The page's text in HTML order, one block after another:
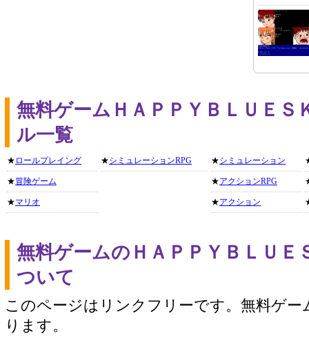
無料ゲームＨＡＰＰＹＢＬＵＥＳ
ル一覧
★ ロールプレイング
★冒険ゲーム
★マリオ
★シミュレーションRPG ★シミュレーション
★アクションRPG
★アクション
無料ゲームのＨＡＰＰＹＢＬＵＥ
ついて
このページはリンクフリーです。無料ゲー
ります。